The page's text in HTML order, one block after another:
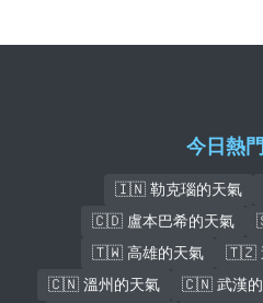
今日熱
🇮🇳 勒克瑙的天氣
🇨🇩 盧本巴希的天氣
🇹🇼 高雄的天氣
🇹🇿
🇨🇳 溫州的天氣
🇨🇳 武漢的